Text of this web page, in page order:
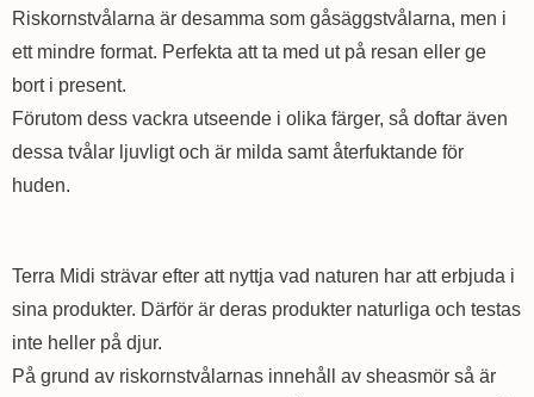
Riskornstvålarna är desamma som gåsäggstvålarna, men i
ett mindre format. Perfekta att ta med ut på resan eller ge
bort i present.
Förutom dess vackra utseende i olika färger, så doftar även
dessa tvålar ljuvligt och är milda samt återfuktande för
huden.
Terra Midi strävar efter att nyttja vad naturen har att erbjuda i
sina produkter. Därför är deras produkter naturliga och testas
inte heller på djur.
På grund av riskornstvålarnas innehåll av sheasmör så är